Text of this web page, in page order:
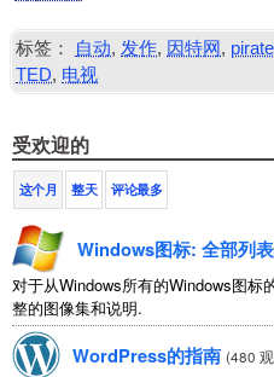
标签： 自动, 发作, 因特网 ,
TED, 电视
受欢迎的
这个月 整天 评论最多
Windows图标: 全部列
对于从Windows所有的Windows图
整的图像集和说明.
WordPress的指南 (480